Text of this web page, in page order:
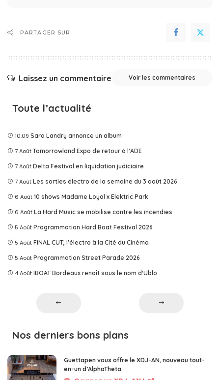
PARTAGER SUR
Laissez un commentaire Voir les commentaires
Toute l’actualité
10:09 Sara Landry annonce un album
7 Août Tomorrowland Expo de retour à l'ADE
7 Août Delta Festival en liquidation judiciaire
7 Août Les sorties électro de la semaine du 3 août 2026
6 Août 10 shows Madame Loyal x Elektric Park
6 Août La Hard Music se mobilise contre les incendies
5 Août Programmation Hard Boat Festival 2026
5 Août FINAL CUT, l'électro à la Cité du Cinéma
5 Août Programmation Street Parade 2026
4 Août IBOAT Bordeaux renaît sous le nom d'Ublo
Nos derniers bons plans
Guettapen vous offre le XDJ-AN, nouveau tout-
en-un d’AlphaTheta